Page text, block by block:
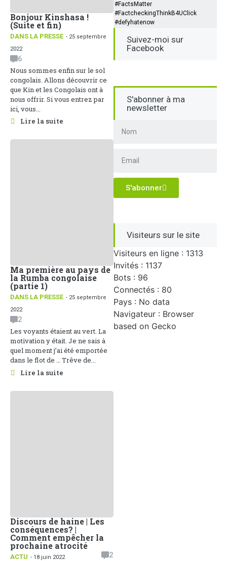
Bonjour Kinshasa !
(Suite et fin)
DANS LA PRESSE - 25 septembre
2022
6
Nous sommes enfin sur le sol
congolais. Allons découvrir ce
que Kin et les Congolais ont à
nous offrir. Si vous entrez par
ici, vous...
Lire la suite
Ma première au pays de
la Rumba congolaise
(partie 1)
DANS LA PRESSE - 25 septembre
2022
2
Les voyants étaient au vert. La
motivation y était. Je ne sais à
quel moment j’ai été emportée
dans le flot de … Trêve de...
Lire la suite
Discours de haine | Les
conséquences? |
Comment empêcher la
prochaine atrocité
ACTU - 18 juin 2022
2
#FactsMatter
#FactcheckingThinkB4UClick
#defyhatenow
Suivez-moi sur
Facebook
S'abonner à ma
newsletter
S'abonner
Visiteurs sur le site
Visiteurs en ligne : 1313
Invités : 1137
Bots : 96
Connectés : 80
Pays : No data
Navigateur : Browser
based on Gecko